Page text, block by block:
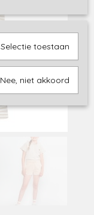
Selectie toestaan
Nee, niet akkoord